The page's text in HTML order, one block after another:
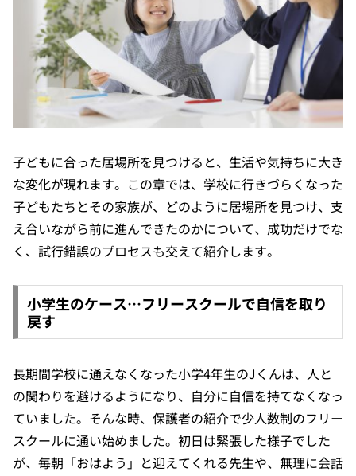
子どもに合った居場所を見つけると、生活や気持ちに大き
な変化が現れます。この章では、学校に行きづらくなった
子どもたちとその家族が、どのように居場所を見つけ、支
え合いながら前に進んできたのかについて、成功だけでな
く、試行錯誤のプロセスも交えて紹介します。
小学生のケース…フリースクールで自信を取り
戻す
長期間学校に通えなくなった小学4年生のJくんは、人と
の関わりを避けるようになり、自分に自信を持てなくなっ
ていました。そんな時、保護者の紹介で少人数制のフリー
スクールに通い始めました。初日は緊張した様子でした
が、毎朝「おはよう」と迎えてくれる先生や、無理に会話